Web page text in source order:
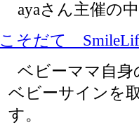
ayaさん主催の
こそだて
ベビーママ自身
ベビーサインを
す。